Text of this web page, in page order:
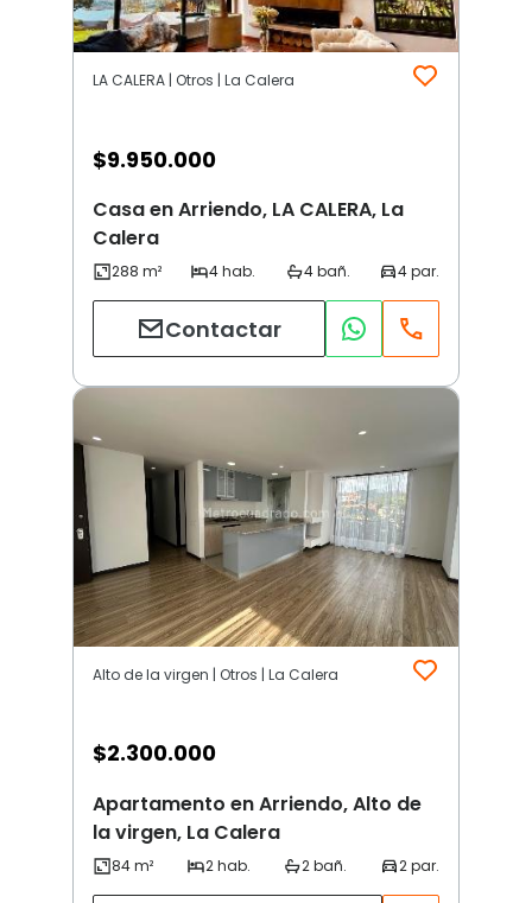
LA CALERA | Otros | La Calera
$9.950.000
Casa en Arriendo, LA CALERA, La
Calera
Contactar
Alto de la virgen | Otros | La Calera
$2.300.000
Apartamento en Arriendo, Alto de
la virgen, La Calera